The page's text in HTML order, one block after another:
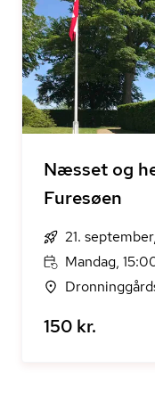
Næsset og
Furesøen
21.
Mandag,
150 kr.